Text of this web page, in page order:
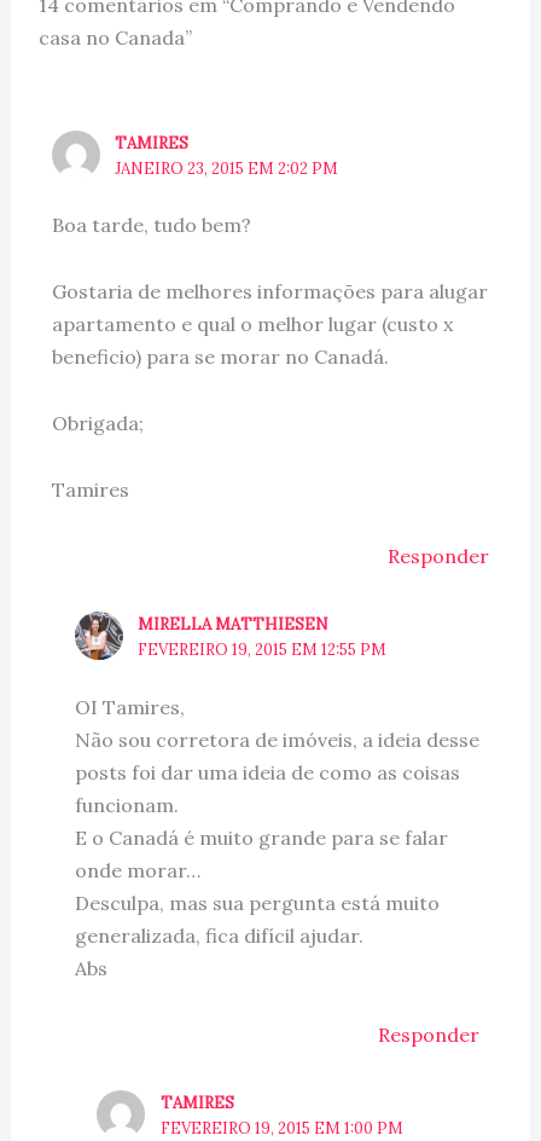
casa no Canada”
TAMIRES
JANEIRO 23, 2015 EM 2:02 PM
Boa tarde, tudo bem?
Gostaria de melhores informações para alugar
apartamento e qual o melhor lugar (custo x
beneficio) para se morar no Canadá.
Obrigada;
Tamires
Responder
MIRELLA MATTHIESEN
FEVEREIRO 19, 2015 EM 12:55 PM
OI Tamires,
Não sou corretora de imóveis, a ideia desse
posts foi dar uma ideia de como as coisas
funcionam.
E o Canadá é muito grande para se falar
onde morar…
Desculpa, mas sua pergunta está muito
generalizada, fica difícil ajudar.
Abs
Responder
TAMIRES
FEVEREIRO 19, 2015 EM 1:00 PM